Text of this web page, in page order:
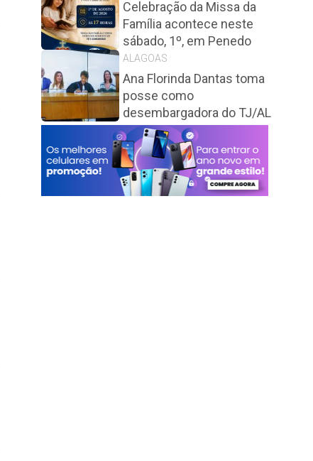
Celebração da Missa da
Família acontece neste
sábado, 1º, em Penedo
ALAGOAS
Ana Florinda Dantas toma
posse como
desembargadora do TJ/AL